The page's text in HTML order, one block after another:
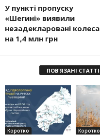
У пункті пропуску
«Шегині» виявили
незадекларовані колеса
на 1,4 млн грн
ПОВ'ЯЗАНІ СТАТТІ
Коротко Коротко